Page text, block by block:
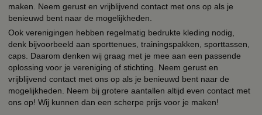
maken. Neem gerust en vrijblijvend contact met ons op als je
benieuwd bent naar de mogelijkheden.
Ook verenigingen hebben regelmatig bedrukte kleding nodig,
denk bijvoorbeeld aan sporttenues, trainingspakken, sporttassen,
caps. Daarom denken wij graag met je mee aan een passende
oplossing voor je vereniging of stichting. Neem gerust en
vrijblijvend contact met ons op als je benieuwd bent naar de
mogelijkheden. Neem bij grotere aantallen altijd even contact met
ons op! Wij kunnen dan een scherpe prijs voor je maken!